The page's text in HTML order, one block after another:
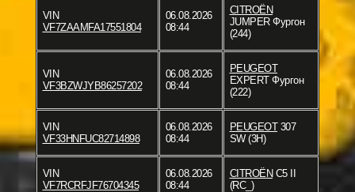
VIN
VF7ZAAMFA17551804
06.08.2026
08:44
CITROËN
JUMPER Фургон
(244)
VIN
VF3BZWJYB86257202
06.08.2026
08:44
PEUGEOT
EXPERT Фургон
(222)
VIN
VF33HNFUC82714898
06.08.2026
08:44
PEUGEOT307
SW (3H)
VIN
VF7RCRFJF76704345
06.08.2026
08:44
CITROËN C5 II
(RC_)